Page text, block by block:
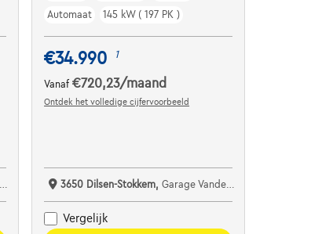
Automaat
145 kW ( 197 PK )
€34.990 1
Vanaf€720,23/maand
Ontdek het volledige cijfervoorbeeld
3650 Dilsen-Stokkem,Garage Vanderveken
Vergelijk